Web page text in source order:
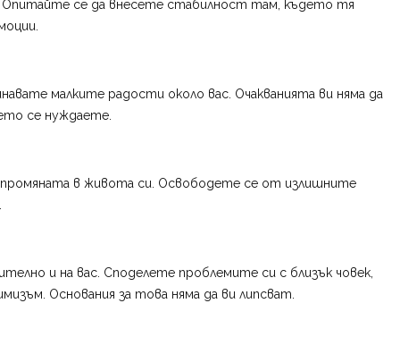
се да внесете стабилност там, където тя
малките радости около вас. Очакванията ви няма да
се нуждаете.
промяната в живота си. Освободете се от излишните
и на вас. Споделете проблемите си с близък човек,
Основания за това няма да ви липсват.